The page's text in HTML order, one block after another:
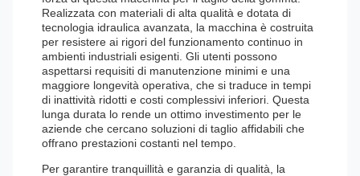
Realizzata con materiali di alta qualità e dotata di
tecnologia idraulica avanzata, la macchina è costruita
per resistere ai rigori del funzionamento continuo in
ambienti industriali esigenti. Gli utenti possono
aspettarsi requisiti di manutenzione minimi e una
maggiore longevità operativa, che si traduce in tempi
di inattività ridotti e costi complessivi inferiori. Questa
lunga durata lo rende un ottimo investimento per le
aziende che cercano soluzioni di taglio affidabili che
offrano prestazioni costanti nel tempo.
Per garantire tranquillità e garanzia di qualità, la